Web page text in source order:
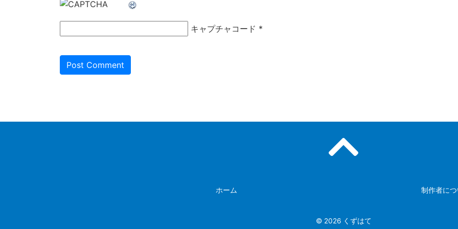
キャプチャコード *
ホーム 制作者に
© 2026 くずはて